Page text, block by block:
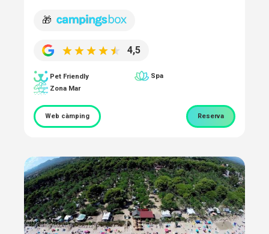
🎁
4,5
Pet Friendly
Spa
Zona Mar
Web càmping Reserva